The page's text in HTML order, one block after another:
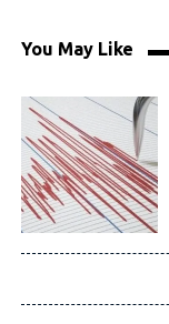
You May Like